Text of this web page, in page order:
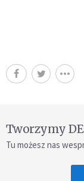
Tworzymy
Tu możesz nas